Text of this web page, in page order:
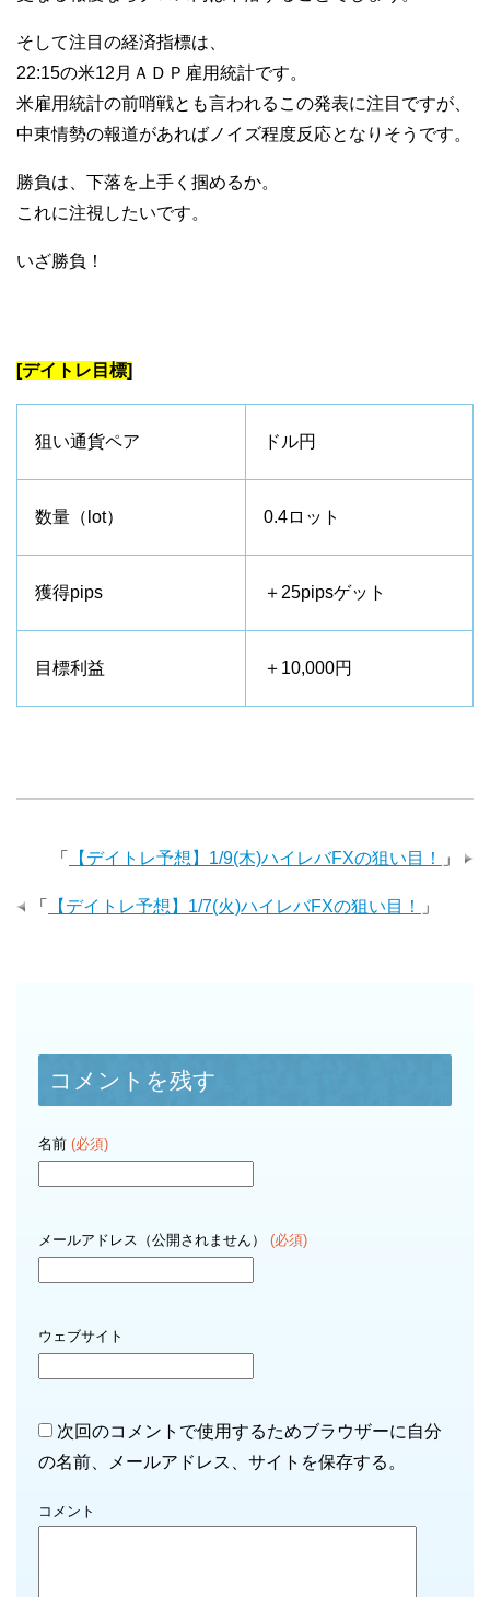
そして注目の経済指標は、
22:15の米12月ＡＤＰ雇用統計です。
米雇用統計の前哨戦とも言われるこの発表に注目ですが、
中東情勢の報道があればノイズ程度反応となりそうです。
勝負は、下落を上手く掴めるか。
これに注視したいです。
いざ勝負！
[デイトレ目標]
狙い通貨ペア ドル円
数量（lot） 0.4ロット
獲得pips ＋25pipsゲット
目標利益 ＋10,000円
「 【デイトレ予想】1/9(木)ハイレバFXの狙い目！ 」
「 【デイトレ予想】1/7(火)ハイレバFXの狙い目！ 」
コメントを残す
名前 (必須)
メールアドレス（公開されません） (必須)
ウェブサイト
次回のコメントで使用するためブラウザーに自分
の名前、メールアドレス、サイトを保存する。
コメント